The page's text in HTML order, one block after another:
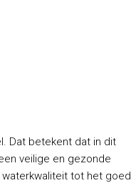
Dat betekent dat in dit
veilige en gezonde
tot het goed